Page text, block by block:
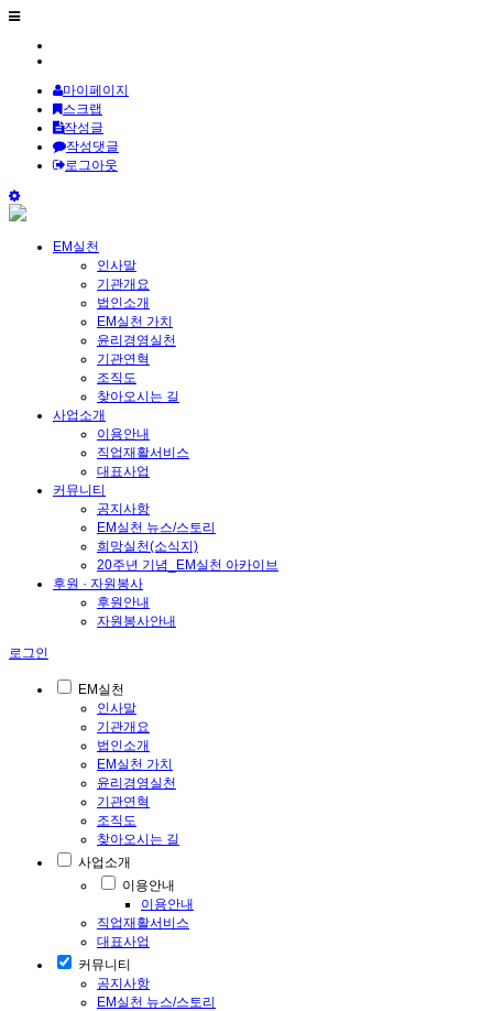
마이페이지
스크랩
작성글
작성댓글
로그아웃
EM실천
인사말
기관개요
법인소개
EM실천 가치
윤리경영실천
기관연혁
조직도
찾아오시는 길
사업소개
이용안내
직업재활서비스
대표사업
커뮤니티
공지사항
EM실천 뉴스/스토리
희망실천(소식지)
20주년 기념_EM실천 아카이브
후원 · 자원봉사
후원안내
자원봉사안내
로그인
EM실천
인사말
기관개요
법인소개
EM실천 가치
윤리경영실천
기관연혁
조직도
찾아오시는 길
사업소개
이용안내
이용안내
직업재활서비스
대표사업
커뮤니티
공지사항
EM실천 뉴스/스토리